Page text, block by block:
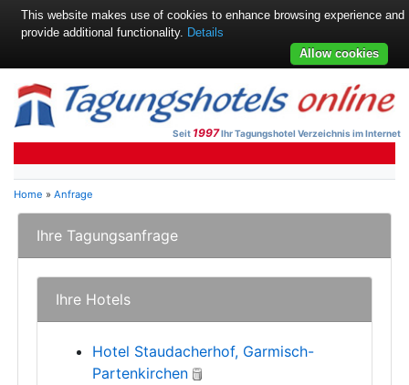
Seit 1997Ihr Tagungshotel Verzeichnis im Internet
Home » Anfrage
Ihre Tagungsanfrage
Ihre Hotels
Hotel Staudacherhof, Garmisch-
Partenkirchen
This website makes use of cookies to enhance browsing experience and
provide additional functionality. Details
Allow cookies